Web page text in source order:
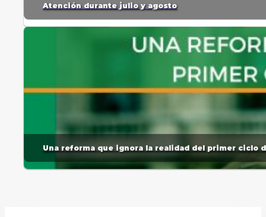
Atención durante julio y agosto
Una reforma que ignora la realidad del primer ciclo